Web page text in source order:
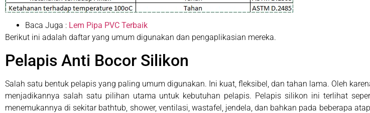
Baca Juga : Lem Pipa PVC Terbaik
Berikut ini adalah daftar yang umum digunakan dan pengaplikasian mereka.
Pelapis Anti Bocor Silikon
Salah satu bentuk pelapis yang paling umum digunakan. Ini kuat, fleksibel, dan tahan lama. Oleh
menjadikannya salah satu pilihan utama untuk kebutuhan pelapis. Pelapis silikon ini terlihat
menemukannya di sekitar bathtub, shower, ventilasi, wastafel, jendela, dan bahkan pada beberapa